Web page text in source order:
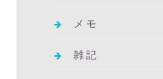
メモ
雑記